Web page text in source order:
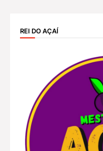
REI DO AÇAÍ